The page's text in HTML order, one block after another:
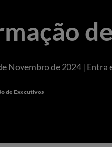
Novembro de 2024 |
de Executivos